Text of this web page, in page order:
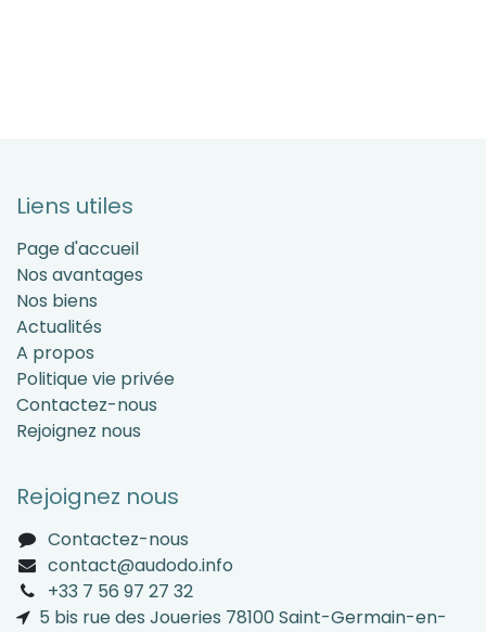
Liens utiles
Page d'accueil
Nos avantages
Nos biens
Actualités
A propos
Politique vie privée
Contactez-nous
Rejoignez nous
Rejoignez nous
Contactez-nous
contact@audodo.info
+33 7 56 97 27 32
5 bis rue des Joueries 78100 Saint-Germain-en-